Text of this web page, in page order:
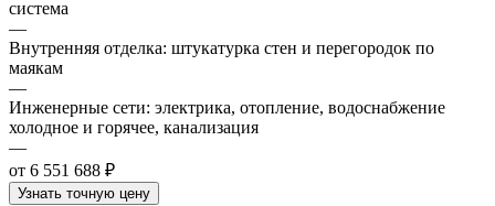
система
—
Внутренняя отделка: штукатурка стен и перегородок по
маякам
—
Инженерные сети: электрика, отопление, водоснабжение
холодное и горячее, канализация
—
от 6 551 688 ₽
Узнать точную цену